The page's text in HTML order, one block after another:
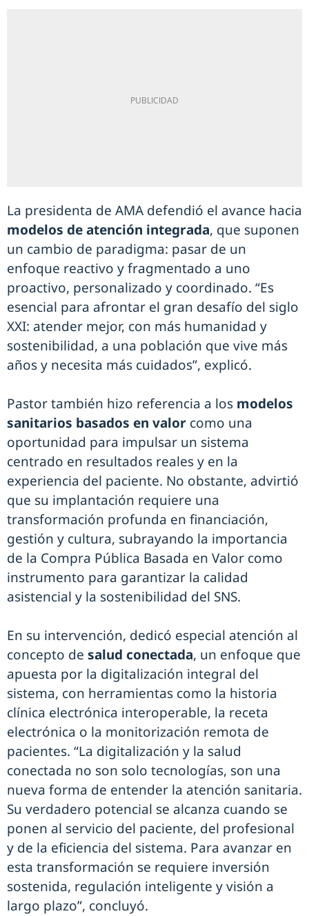
La presidenta de AMA defendió el avance hacia
modelos de atención integrada, que suponen
un cambio de paradigma: pasar de un
enfoque reactivo y fragmentado a uno
proactivo, personalizado y coordinado. “Es
esencial para afrontar el gran desafío del siglo
XXI: atender mejor, con más humanidad y
sostenibilidad, a una población que vive más
años y necesita más cuidados”, explicó.
Pastor también hizo referencia a los modelos
sanitarios basados en valor como una
oportunidad para impulsar un sistema
centrado en resultados reales y en la
experiencia del paciente. No obstante, advirtió
que su implantación requiere una
transformación profunda en financiación,
gestión y cultura, subrayando la importancia
de la Compra Pública Basada en Valor como
instrumento para garantizar la calidad
asistencial y la sostenibilidad del SNS.
En su intervención, dedicó especial atención al
concepto de salud conectada, un enfoque que
apuesta por la digitalización integral del
sistema, con herramientas como la historia
clínica electrónica interoperable, la receta
electrónica o la monitorización remota de
pacientes. “La digitalización y la salud
conectada no son solo tecnologías, son una
nueva forma de entender la atención sanitaria.
Su verdadero potencial se alcanza cuando se
ponen al servicio del paciente, del profesional
y de la eficiencia del sistema. Para avanzar en
esta transformación se requiere inversión
sostenida, regulación inteligente y visión a
largo plazo”, concluyó.